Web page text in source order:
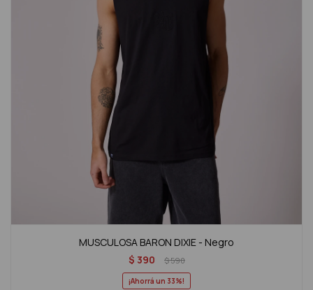
MUSCULOSA BARON DIXIE - Negro
$ 390 $590
33